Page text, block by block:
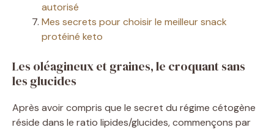
autorisé
Mes secrets pour choisir le meilleur snack
protéiné keto
Les oléagineux et graines, le croquant sans
les glucides
Après avoir compris que le secret du régime cétogène
réside dans le ratio lipides/glucides, commençons par